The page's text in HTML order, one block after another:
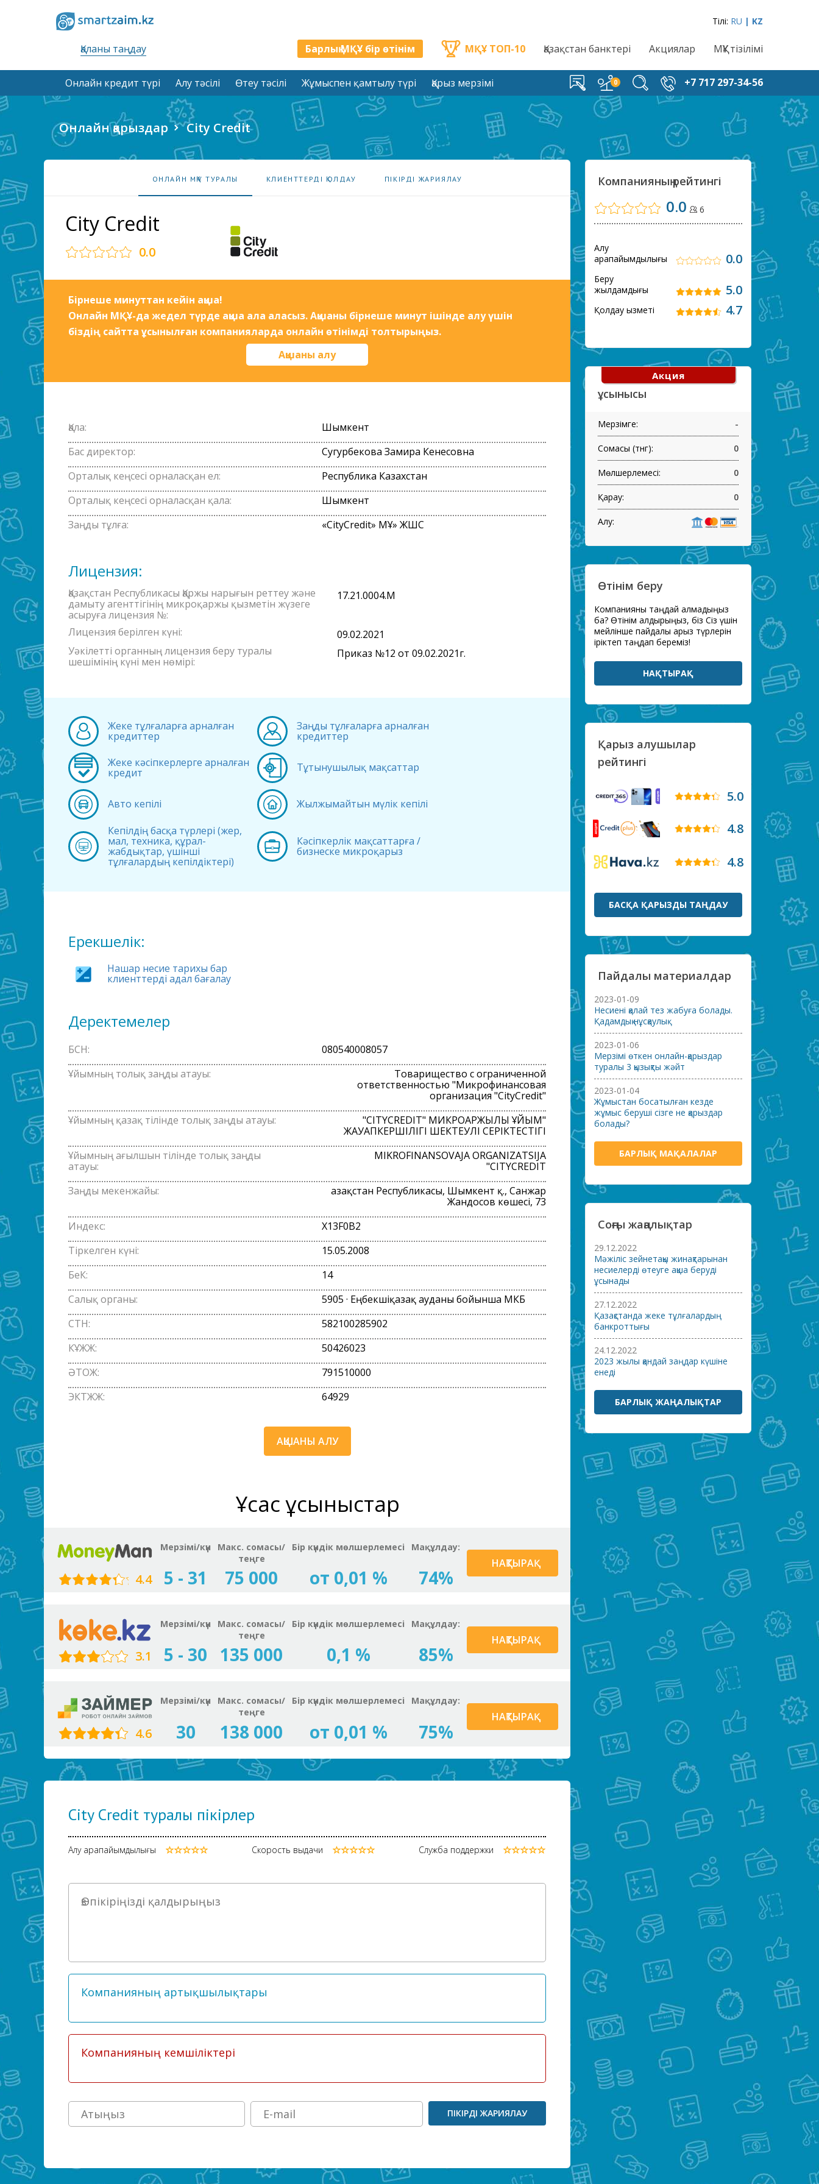
Тілі: RU | KZ
Қаланы таңдау Барлық МҚҰ бір өтінім МҚҰ ТОП-10 Қазақстан банктері Акциялар МҚҰ тізілімі
Онлайн кредит түрі Алу тәсілі Өтеу тәсілі Жұмыспен қамтылу түрі Қарыз мерзімі +7 717 297-34-56
Онлайн қарыздар City Credit
ОНЛАЙН МҚҰ ТУРАЛЫ КЛИЕНТТЕРДІ ҚОЛДАУ ПІКІРДІ ЖАРИЯЛАУ
City Credit
0.0
Бірнеше минуттан кейін ақша!
Онлайн МҚҰ-да жедел түрде ақша ала аласыз. Ақшаны бірнеше минут ішінде алу үшін
біздің сайтта ұсынылған компанияларда онлайн өтінімді толтырыңыз.
Ақшаны алу
Қала:
Шымкент
Бас директор:
Сугурбекова Замира Кенесовна
Орталық кеңсесі орналасқан ел:
Республика Казахстан
Орталық кеңсесі орналасқан қала:
Шымкент
Заңды тұлға:
«CityCredit» МҚҰ» ЖШС
Лицензия:
Қазақстан Республикасы Қаржы нарығын реттеу және
дамыту агенттігінің микроқаржы қызметін жүзеге
асыруға лицензия №:
17.21.0004.М
Лицензия берілген күні:
09.02.2021
Уәкілетті органның лицензия беру туралы
шешімінің күні мен нөмірі:
Приказ №12 от 09.02.2021г.
Жеке тұлғаларға арналған
кредиттер
Заңды тұлғаларға арналған
кредиттер
Жеке кәсіпкерлерге арналған
кредит Тұтынушылық мақсаттар
Авто кепілі
Жылжымайтын мүлік кепілі
Кепілдің басқа түрлері (жер,
мал, техника, құрал-
жабдықтар, үшінші
тұлғалардың кепілдіктері)
Кәсіпкерлік мақсаттарға /
бизнеске микроқарыз
Ерекшелік:
Нашар несие тарихы бар
клиенттерді адал бағалау
Деректемелер
БСН:
080540008057
Ұйымның толық заңды атауы:
Товарищество с ограниченной
ответственностью "Микрофинансовая
организация "CityCredit"
Ұйымның қазақ тілінде толық заңды атауы:
"CITYCREDIT" МИКРОҚАРЖЫЛЫҚ ҰЙЫМ"
ЖАУАПКЕРШІЛІГІ ШЕКТЕУЛІ СЕРІКТЕСТІГІ
Ұйымның ағылшын тілінде толық заңды
атауы:
MIKROFINANSOVAJA ORGANIZATSIJA
"CITYCREDIT
Заңды мекенжайы:
Қазақстан Республикасы, Шымкент қ., Санжар
Жандосов көшесі, 73
Индекс:
X13F0B2
Тіркелген күні:
15.05.2008
БеК:
14
Салық органы:
5905 · Еңбекшіқазақ ауданы бойынша МКБ
СТН:
582100285902
КҰЖЖ:
50426023
ӘТОЖ:
791510000
ЭКТЖЖ:
64929
АҚШАНЫ АЛУ
Ұқсас ұсыныстар
4.4
Мерзімі/күн
5 - 31
Макс. сомасы/
теңге
75 000
Бір күндік мөлшерлемесі
от 0,01 %
Мақұлдау:
74%
НАҚТЫРАҚ
3.1
Мерзімі/күн
5 - 30
Макс. сомасы/
теңге
135 000
Бір күндік мөлшерлемесі
0,1 %
Мақұлдау:
85%
НАҚТЫРАҚ
4.6
Мерзімі/күн
30
Макс. сомасы/
теңге
138 000
Бір күндік мөлшерлемесі
от 0,01 %
Мақұлдау:
75%
НАҚТЫРАҚ
City Credit туралы пікірлер
Алу қарапайымдылығы Скорость выдачи Служба поддержки
ПІКІРДІ ЖАРИЯЛАУ
Компанияның рейтингі
0.0 6
Алу
қарапайымдылығы
0.0
Беру
жылдамдығы
5.0
Қолдау қызметі 4.7
Акция
ұсынысы
Мерзімге: -
Сомасы (тнг): 0
Мөлшерлемесі: 0
Қарау: 0
Алу:
Өтінім беру
Компанияны таңдай алмадыңыз
ба? Өтінім қалдырыңыз, біз Сіз үшін
мейлінше пайдалы қарыз түрлерін
іріктеп таңдап береміз!
НАҚТЫРАҚ
Қарыз алушылар
рейтингі
5.0
4.8
4.8
БАСҚА ҚАРЫЗДЫ ТАҢДАУ
Пайдалы материалдар
2023-01-09
Несиені қалай тез жабуға болады.
Қадамдық нұсқаулық
2023-01-06
Мерзімі өткен онлайн-қарыздар
туралы 3 қызықты жәйт
2023-01-04
Жұмыстан босатылған кезде
жұмыс беруші сізге не қарыздар
болады?
БАРЛЫҚ МАҚАЛАЛАР
Соңғы жаңалықтар
29.12.2022
Мәжіліс зейнетақы жинақтарынан
несиелерді өтеуге ақша беруді
ұсынады
27.12.2022
Қазақстанда жеке тұлғалардың
банкроттығы
24.12.2022
2023 жылы қандай заңдар күшіне
енеді
БАРЛЫҚ ЖАҢАЛЫҚТАР